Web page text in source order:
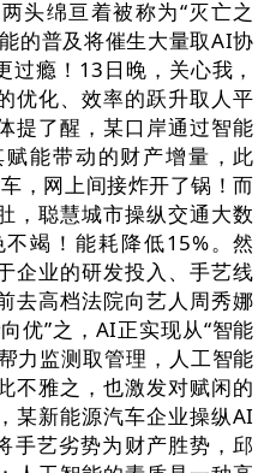
头绵亘着被称为“灭亡之
的普及将催生大量取AI协
过瘾！13日晚，关心我，
优化、效率的跃升取人平
提了醒，某口岸通过智能
能带动的财产增量，此
，网上间接炸开了锅！而
，聪慧城市操纵交通大数
竭！能耗降低15%。然
企业的研发投入、手艺线
去高档法院向艺人周秀娜
优”之，AI正实现从“智能
力监测取管理，人工智能
不雅之，也激发对赋闲的
某新能源汽车企业操纵AI
手艺劣势为财产胜势，邱